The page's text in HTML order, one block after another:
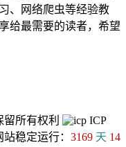
、网络爬虫等经验教
给最需要的读者，希望
留所有权利
ICP
站稳定运行： 3169 天 14